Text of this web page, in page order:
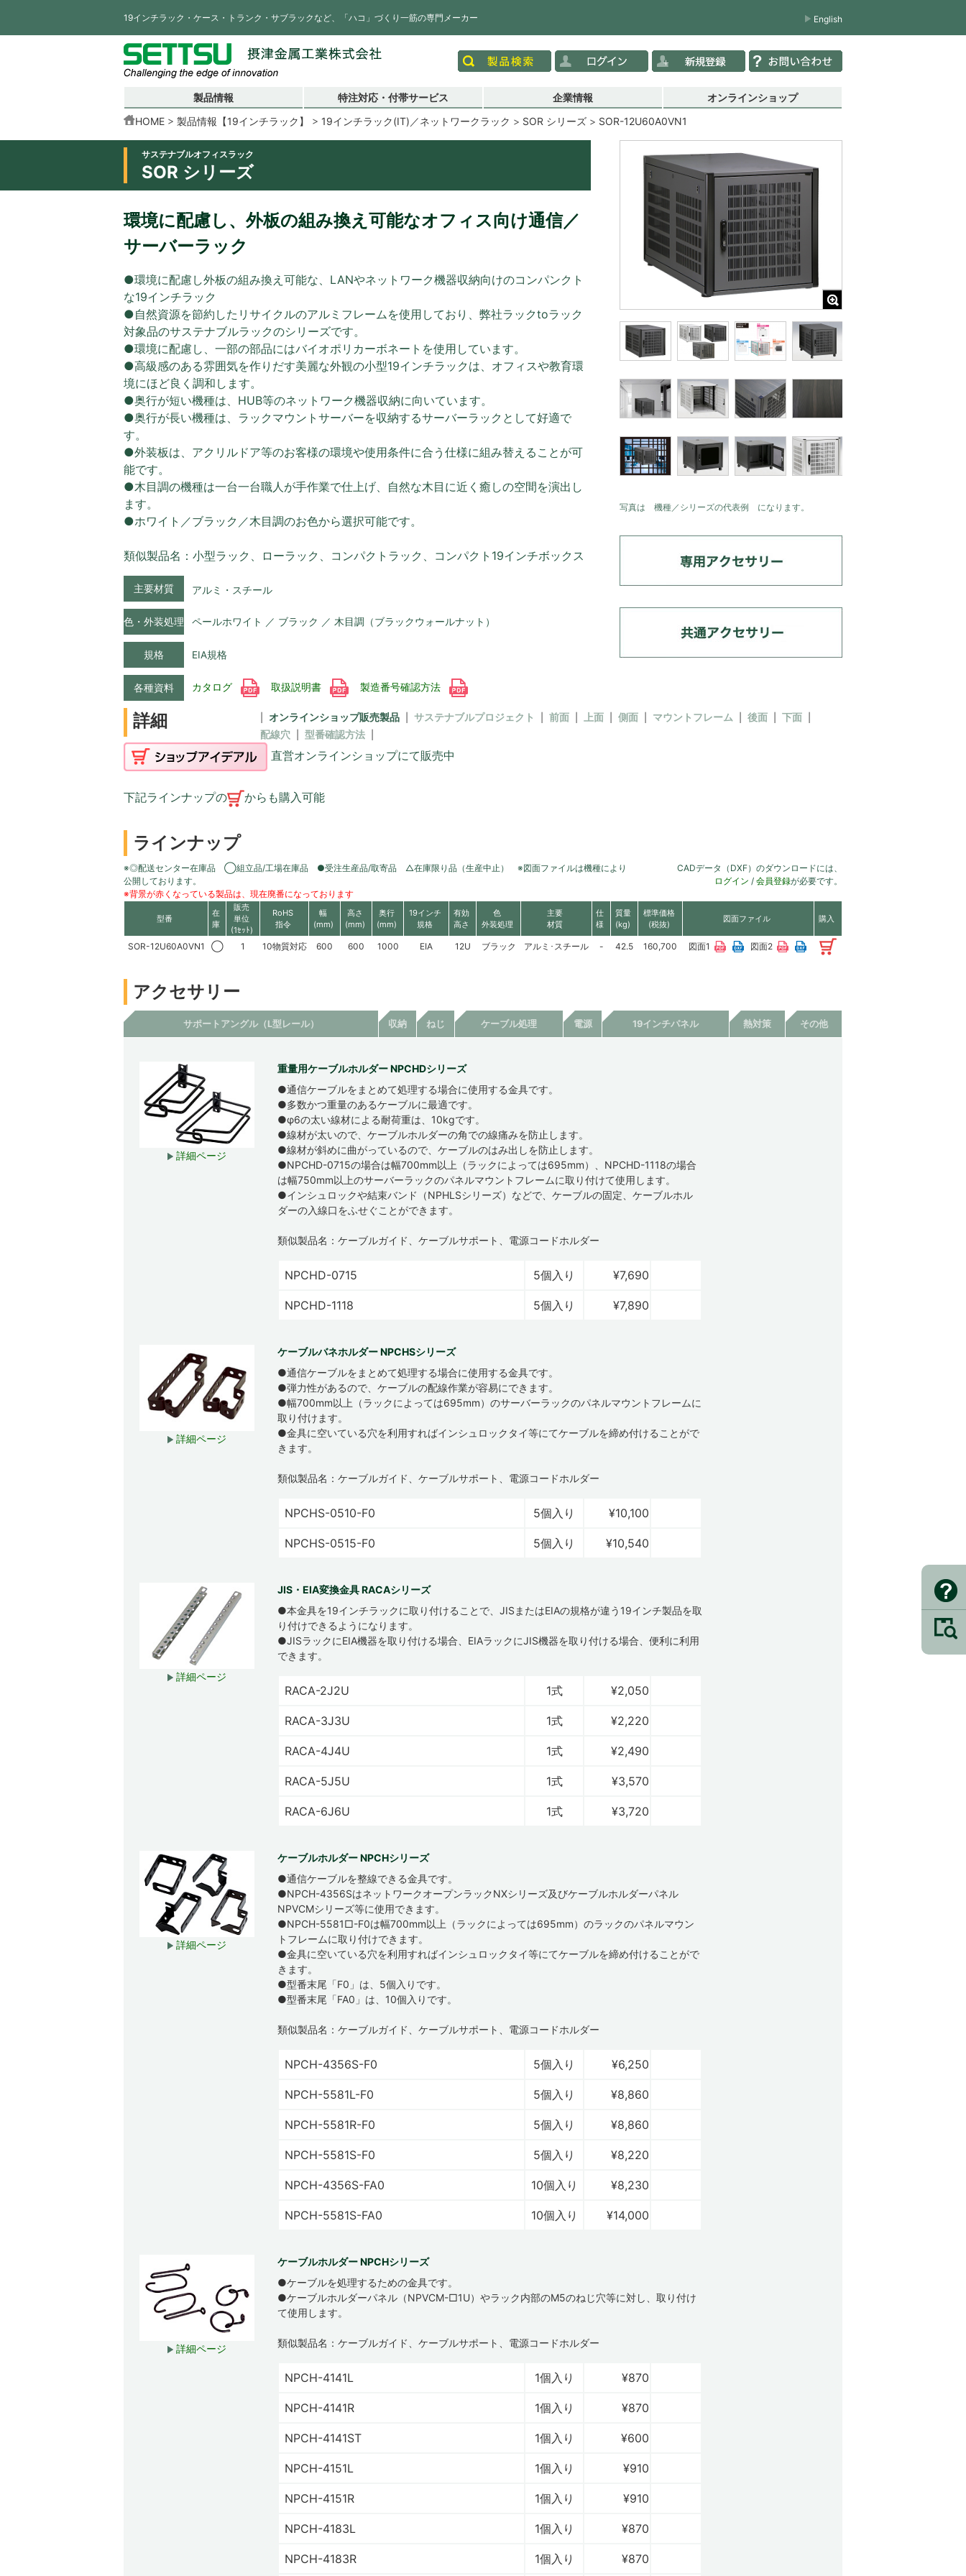
19インチラック・ケース・トランク・サブラックなど、「ハコ」づくり一筋の専門メーカー English
製品情報 特注対応・付帯サービス 企業情報 オンラインショップ
HOME 製品情報【19インチラック】 19インチラック(IT)／ネットワークラック SOR シリーズ SOR-12U60A0VN1
サステナブルオフィスラック
SOR シリーズ
環境に配慮し、外板の組み換え可能なオフィス向け通信／
サーバーラック
●環境に配慮し外板の組み換え可能な、LANやネットワーク機器収納向けのコンパンクト
な19インチラック
●自然資源を節約したリサイクルのアルミフレームを使用しており、弊社ラックtoラック
対象品のサステナブルラックのシリーズです。
●環境に配慮し、一部の部品にはバイオポリカーボネートを使用しています。
●高級感のある雰囲気を作りだす美麗な外観の小型19インチラックは、オフィスや教育環
境にほど良く調和します。
●奥行が短い機種は、HUB等のネットワーク機器収納に向いています。
●奥行が長い機種は、ラックマウントサーバーを収納するサーバーラックとして好適で
す。
●外装板は、アクリルドア等のお客様の環境や使用条件に合う仕様に組み替えることが可
能です。
●木目調の機種は一台一台職人が手作業で仕上げ、自然な木目に近く癒しの空間を演出し
ます。
●ホワイト／ブラック／木目調のお色から選択可能です。
類似製品名：小型ラック、ローラック、コンパクトラック、コンパクト19インチボックス
主要材質 アルミ・スチール
色・外装処理 ペールホワイト ／ ブラック ／ 木目調（ブラックウォールナット）
規格 EIA規格
各種資料 カタログ 取扱説明書 製造番号確認方法
写真は 機種／シリーズの代表例 になります。
詳細 オンラインショップ販売製品 サステナブルプロジェクト 前面 上面 側面 マウントフレーム 後面
下面
配線穴
型番確認方法
直営オンラインショップにて販売中
下記ラインナップの からも購入可能
ラインナップ
※◎配送センター在庫品 ◯組立品/工場在庫品 ●受注生産品/取寄品 △在庫限り品（生産中止） ※図面ファイルは機種により
公開しております。
※背景が赤くなっている製品は、現在廃番になっております
CADデータ（DXF）のダウンロードには、
ログイン / 会員登録が必要です。
型番
在
庫
販売
単位
(1ｾｯﾄ)
RoHS
指令
幅
(mm)
高さ
(mm)
奥行
(mm)
19インチ
規格
有効
高さ
色
外装処理
主要
材質
仕
様
質量
(kg)
標準価格
(税抜)
図面ファイル 購入
SOR-12U60A0VN1 ◯ 1 10物質対応 600 600 1000 EIA 12U ブラック アルミ･スチール - 42.5 160,700 図面1 図面2
アクセサリー
サポートアングル（L型レール） 収納 ねじ ケーブル処理 電源 19インチパネル 熱対策 その他
詳細ページ
重量用ケーブルホルダー NPCHDシリーズ
●通信ケーブルをまとめて処理する場合に使用する金具です。
●多数かつ重量のあるケーブルに最適です。
●φ6の太い線材による耐荷重は、10kgです。
●線材が太いので、ケーブルホルダーの角での線痛みを防止します。
●線材が斜めに曲がっているので、ケーブルのはみ出しを防止します。
●NPCHD-0715の場合は幅700mm以上（ラックによっては695mm）、NPCHD-1118の場合
は幅750mm以上のサーバーラックのパネルマウントフレームに取り付けて使用します。
●インシュロックや結束バンド（NPHLSシリーズ）などで、ケーブルの固定、ケーブルホル
ダーの入線口をふせぐことができます。
類似製品名：ケーブルガイド、ケーブルサポート、電源コードホルダー
NPCHD-0715 5個入り ¥7,690
NPCHD-1118 5個入り ¥7,890
詳細ページ
ケーブルバネホルダー NPCHSシリーズ
●通信ケーブルをまとめて処理する場合に使用する金具です。
●弾力性があるので、ケーブルの配線作業が容易にできます。
●幅700mm以上（ラックによっては695mm）のサーバーラックのパネルマウントフレームに
取り付けます。
●金具に空いている穴を利用すればインシュロックタイ等にてケーブルを締め付けることがで
きます。
類似製品名：ケーブルガイド、ケーブルサポート、電源コードホルダー
NPCHS-0510-F0 5個入り ¥10,100
NPCHS-0515-F0 5個入り ¥10,540
詳細ページ
JIS・EIA変換金具 RACAシリーズ
●本金具を19インチラックに取り付けることで、JISまたはEIAの規格が違う19インチ製品を取
り付けできるようになります。
●JISラックにEIA機器を取り付ける場合、EIAラックにJIS機器を取り付ける場合、便利に利用
できます。
RACA-2J2U 1式 ¥2,050
RACA-3J3U 1式 ¥2,220
RACA-4J4U 1式 ¥2,490
RACA-5J5U 1式 ¥3,570
RACA-6J6U 1式 ¥3,720
詳細ページ
ケーブルホルダー NPCHシリーズ
●通信ケーブルを整線できる金具です。
●NPCH-4356SはネットワークオープンラックNXシリーズ及びケーブルホルダーパネル
NPVCMシリーズ等に使用できます。
●NPCH-5581□-F0は幅700mm以上（ラックによっては695mm）のラックのパネルマウン
トフレームに取り付けできます。
●金具に空いている穴を利用すればインシュロックタイ等にてケーブルを締め付けることがで
きます。
●型番末尾「F0」は、5個入りです。
●型番末尾「FA0」は、10個入りです。
類似製品名：ケーブルガイド、ケーブルサポート、電源コードホルダー
NPCH-4356S-F0 5個入り ¥6,250
NPCH-5581L-F0 5個入り ¥8,860
NPCH-5581R-F0 5個入り ¥8,860
NPCH-5581S-F0 5個入り ¥8,220
NPCH-4356S-FA0 10個入り ¥8,230
NPCH-5581S-FA0 10個入り ¥14,000
詳細ページ
ケーブルホルダー NPCHシリーズ
●ケーブルを処理するための金具です。
●ケーブルホルダーパネル（NPVCM-□1U）やラック内部のM5のねじ穴等に対し、取り付け
て使用します。
類似製品名：ケーブルガイド、ケーブルサポート、電源コードホルダー
NPCH-4141L 1個入り ¥870
NPCH-4141R 1個入り ¥870
NPCH-4141ST 1個入り ¥600
NPCH-4151L 1個入り ¥910
NPCH-4151R 1個入り ¥910
NPCH-4183L 1個入り ¥870
NPCH-4183R 1個入り ¥870